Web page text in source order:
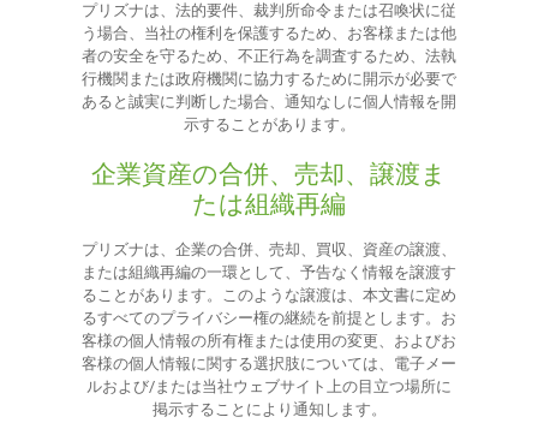
プリズナは、法的要件、裁判所命令または召喚状に従
う場合、当社の権利を保護するため、お客様または他
者の安全を守るため、不正行為を調査するため、法執
行機関または政府機関に協力するために開示が必要で
あると誠実に判断した場合、通知なしに個人情報を開
示することがあります。
企業資産の合併、売却、譲渡ま
たは組織再編
プリズナは、企業の合併、売却、買収、資産の譲渡、
または組織再編の一環として、予告なく情報を譲渡す
ることがあります。このような譲渡は、本文書に定め
るすべてのプライバシー権の継続を前提とします。お
客様の個人情報の所有権または使用の変更、およびお
客様の個人情報に関する選択肢については、電子メー
ルおよび/または当社ウェブサイト上の目立つ場所に
掲示することにより通知します。